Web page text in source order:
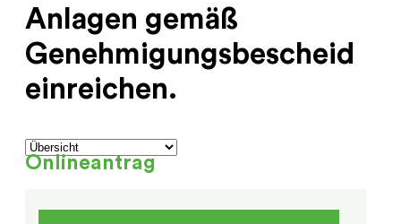
Anlagen gemäß
Genehmigungsbescheid
einreichen.
Onlineantrag